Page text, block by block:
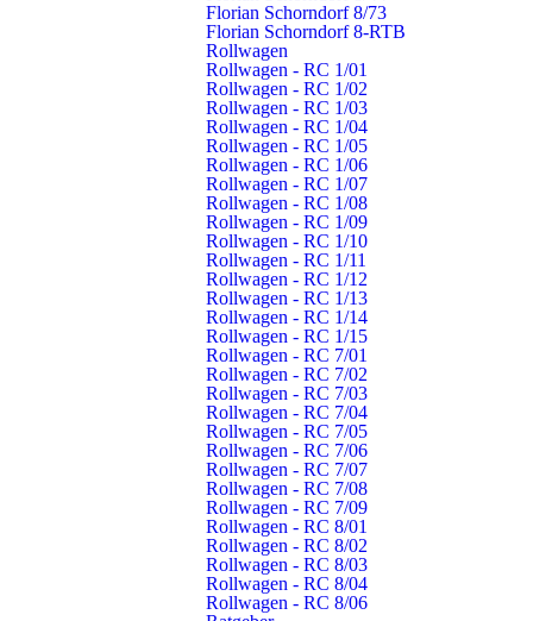
Florian Schorndorf 8/73
Florian Schorndorf 8-RTB
Rollwagen
Rollwagen - RC 1/01
Rollwagen - RC 1/02
Rollwagen - RC 1/03
Rollwagen - RC 1/04
Rollwagen - RC 1/05
Rollwagen - RC 1/06
Rollwagen - RC 1/07
Rollwagen - RC 1/08
Rollwagen - RC 1/09
Rollwagen - RC 1/10
Rollwagen - RC 1/11
Rollwagen - RC 1/12
Rollwagen - RC 1/13
Rollwagen - RC 1/14
Rollwagen - RC 1/15
Rollwagen - RC 7/01
Rollwagen - RC 7/02
Rollwagen - RC 7/03
Rollwagen - RC 7/04
Rollwagen - RC 7/05
Rollwagen - RC 7/06
Rollwagen - RC 7/07
Rollwagen - RC 7/08
Rollwagen - RC 7/09
Rollwagen - RC 8/01
Rollwagen - RC 8/02
Rollwagen - RC 8/03
Rollwagen - RC 8/04
Rollwagen - RC 8/06
innerhalb der betroffenen Funkzelle eine Warnmeldung in Form
einer Cell Broadcast-Nachricht übersendet werden. Mit keinem
anderen Warnmittel können mehr Menschen erreicht werden.
können Cell Broadcast-Nachrichten
empfangen. Ältere Geräte können dies oft nicht.
Sie eine Liste mit den empfangsfähigen Geräten.
Damit Ihr Handy Cell Broadcast-Nachrichten empfangen
kann, benötigt es zudemaktuelle Updates
funktioniert es nicht. Prüfen Sie, ob Sie die aktuellen Updates
Damit Sie die Nachricht empfangen, muss Ihr Handy am 8.
Dezember 2022 eingeschaltet und darf nicht im Flugmodus
weitere Informationen zum Cell Broadcast
Auf welchen Wegen wird gewarnt?
Da eine Warnung sehr wichtige Informationen beinhaltet, soll sie
möglichst viele Menschen erreichen. Deswegen wird eine
Warnmeldung über viele verschiedene Warnmittel bzw. Wege
verbreitet. Zum Beispiel über Radio und Fernsehen,
Internetseiten, Social Media, Warn-Apps, digitale